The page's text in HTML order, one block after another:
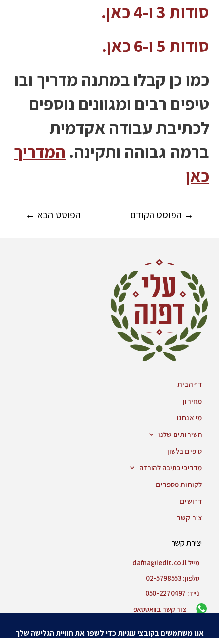
סודות 3 ו-4 כאן.
סודות 5 ו-6 כאן.
כמו כן קבלו במתנה מדריך ובו
טיפים רבים ומגוונים נוספים
לכתיבת עבודה אקדמית
ברמה גבוהה ותקינה. המדריך
כאן
→ הפוסט הקודם הפוסט הבא ←
דף הבית
מחירון
מי אנחנו
השירותים שלנו
טיפים בלשון
מדריכי כתיבה להורדה
לקוחות מספרים
דרושים
צור קשר
יצירת קשר
מייל dafna@iedit.co.il
טלפון: 02-5798553
נייד: 050-2270497
צור קשר בוואטסאפ